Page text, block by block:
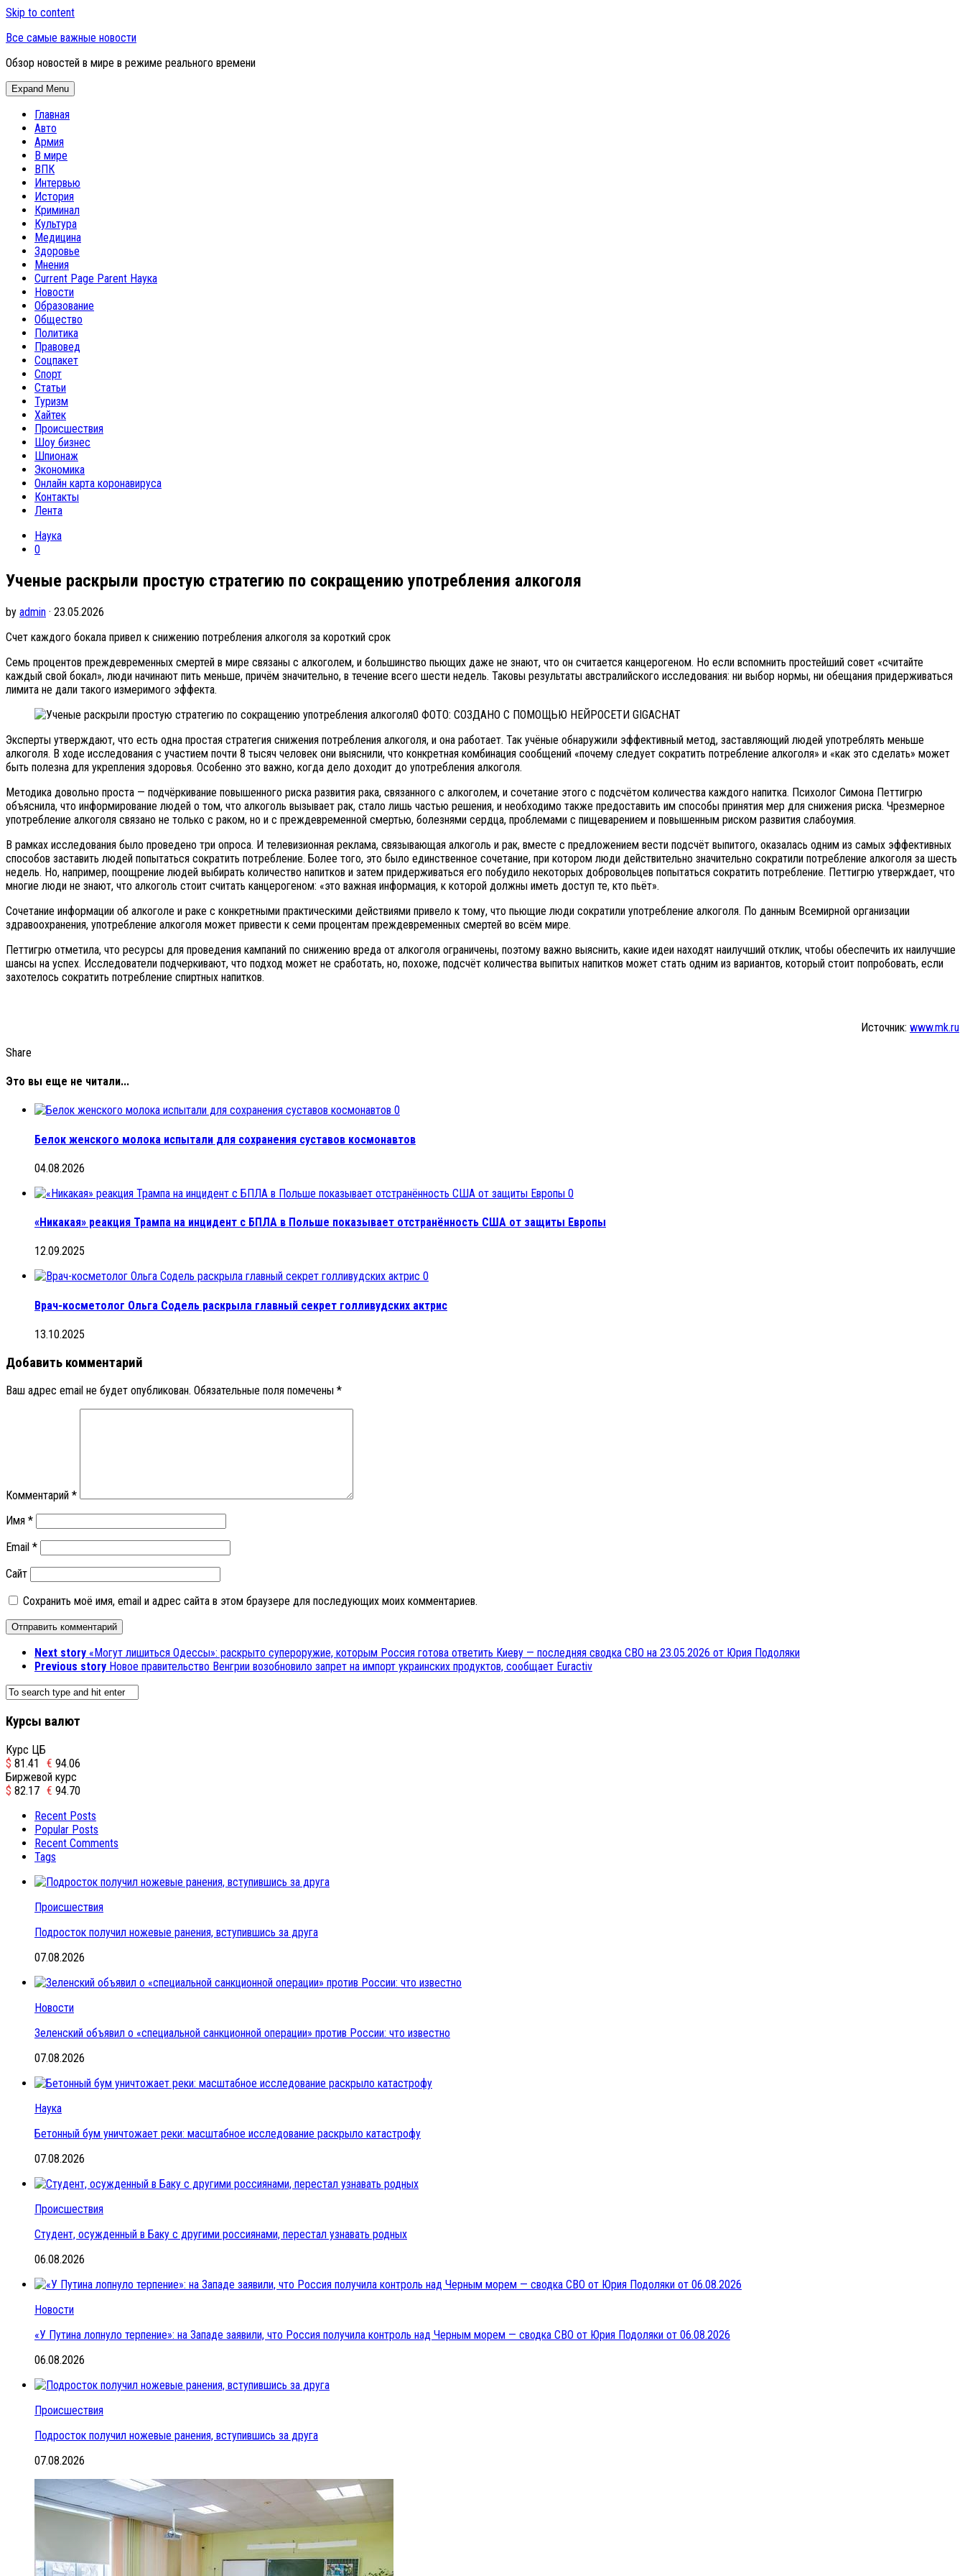
Skip to content
Все самые важные новости
Обзор новостей в мире в режиме реального времени
Expand Menu
Главная
Авто
Армия
В мире
ВПК
Интервью
История
Криминал
Культура
Медицина
Здоровье
Мнения
Current Page Parent Наука
Новости
Образование
Общество
Политика
Правовед
Соцпакет
Спорт
Статьи
Туризм
Хайтек
Происшествия
Шоу бизнес
Шпионаж
Экономика
Онлайн карта коронавируса
Контакты
Лента
Наука
0
Ученые раскрыли простую стратегию по сокращению употребления алкоголя
by admin · 23.05.2026
Счет каждого бокала привел к снижению потребления алкоголя за короткий срок
Семь процентов преждевременных смертей в мире связаны с алкоголем, и большинство пьющих даже не знают, что он считается канцерогеном. Но если вспомнить простейший совет «считайте
каждый свой бокал», люди начинают пить меньше, причём значительно, в течение всего шести недель. Таковы результаты австралийского исследования: ни выбор нормы, ни обещания придерживаться
лимита не дали такого измеримого эффекта.
ФОТО: СОЗДАНО С ПОМОЩЬЮ НЕЙРОСЕТИ GIGACHAT
Эксперты утверждают, что есть одна простая стратегия снижения потребления алкоголя, и она работает. Так учёные обнаружили эффективный метод, заставляющий людей употреблять меньше
алкоголя. В ходе исследования с участием почти 8 тысяч человек они выяснили, что конкретная комбинация сообщений «почему следует сократить потребление алкоголя» и «как это сделать» может
быть полезна для укрепления здоровья. Особенно это важно, когда дело доходит до употребления алкоголя.
Методика довольно проста — подчёркивание повышенного риска развития рака, связанного с алкоголем, и сочетание этого с подсчётом количества каждого напитка. Психолог Симона Петтигрю
объяснила, что информирование людей о том, что алкоголь вызывает рак, стало лишь частью решения, и необходимо также предоставить им способы принятия мер для снижения риска. Чрезмерное
употребление алкоголя связано не только с раком, но и с преждевременной смертью, болезнями сердца, проблемами с пищеварением и повышенным риском развития слабоумия.
В рамках исследования было проведено три опроса. И телевизионная реклама, связывающая алкоголь и рак, вместе с предложением вести подсчёт выпитого, оказалась одним из самых эффективных
способов заставить людей попытаться сократить потребление. Более того, это было единственное сочетание, при котором люди действительно значительно сократили потребление алкоголя за шесть
недель. Но, например, поощрение людей выбирать количество напитков и затем придерживаться его побудило некоторых добровольцев попытаться сократить потребление. Петтигрю утверждает, что
многие люди не знают, что алкоголь стоит считать канцерогеном: «это важная информация, к которой должны иметь доступ те, кто пьёт».
Сочетание информации об алкоголе и раке с конкретными практическими действиями привело к тому, что пьющие люди сократили употребление алкоголя. По данным Всемирной организации
здравоохранения, употребление алкоголя может привести к семи процентам преждевременных смертей во всём мире.
Петтигрю отметила, что ресурсы для проведения кампаний по снижению вреда от алкоголя ограничены, поэтому важно выяснить, какие идеи находят наилучший отклик, чтобы обеспечить их наилучшие
шансы на успех. Исследователи подчеркивают, что подход может не сработать, но, похоже, подсчёт количества выпитых напитков может стать одним из вариантов, который стоит попробовать, если
захотелось сократить потребление спиртных напитков.
Источник: www.mk.ru
Share
Это вы еще не читали...
0
Белок женского молока испытали для сохранения суставов космонавтов
04.08.2026
0
«Никакая» реакция Трампа на инцидент с БПЛА в Польше показывает отстранённость США от защиты Европы
12.09.2025
0
Врач-косметолог Ольга Содель раскрыла главный секрет голливудских актрис
13.10.2025
Добавить комментарий
Ваш адрес email не будет опубликован. Обязательные поля помечены *
Комментарий *
Имя *
Email *
Сайт
Сохранить моё имя, email и адрес сайта в этом браузере для последующих моих комментариев.
Next story «Могут лишиться Одессы»: раскрыто супероружие, которым Россия готова ответить Киеву — последняя сводка СВО на 23.05.2026 от Юрия Подоляки
Previous story Новое правительство Венгрии возобновило запрет на импорт украинских продуктов, сообщает Euractiv
Курсы валют
Курс ЦБ
$ 81.41 € 94.06
Биржевой курс
$ 82.17 € 94.70
Recent Posts
Popular Posts
Recent Comments
Tags
Происшествия
Подросток получил ножевые ранения, вступившись за друга
07.08.2026
Новости
Зеленский объявил о «специальной санкционной операции» против России: что известно
07.08.2026
Наука
Бетонный бум уничтожает реки: масштабное исследование раскрыло катастрофу
07.08.2026
Происшествия
Студент, осужденный в Баку с другими россиянами, перестал узнавать родных
06.08.2026
Новости
«У Путина лопнуло терпение»: на Западе заявили, что Россия получила контроль над Черным морем — сводка СВО от Юрия Подоляки от 06.08.2026
06.08.2026
Происшествия
Подросток получил ножевые ранения, вступившись за друга
07.08.2026